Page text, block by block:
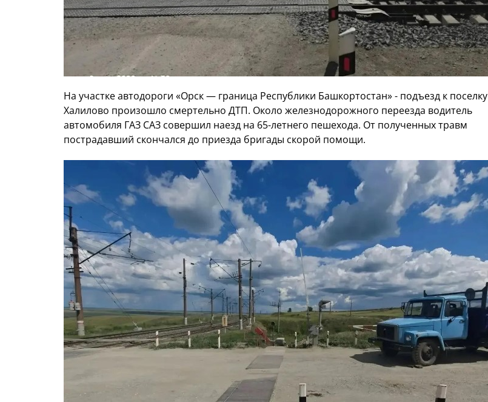
На участке автодороги «Орск — граница Республики Башкортостан» - подъезд к поселку
Халилово произошло смертельно ДТП. Около железнодорожного переезда водитель
автомобиля ГАЗ САЗ совершил наезд на 65-летнего пешехода. От полученных травм
пострадавший скончался до приезда бригады скорой помощи.